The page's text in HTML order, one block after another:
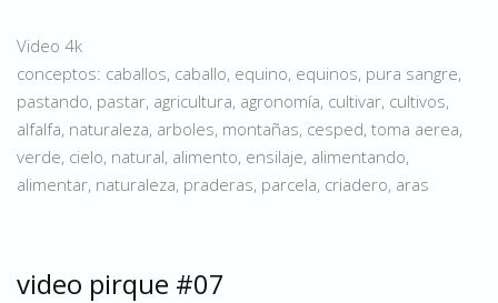
Video 4k
conceptos: caballos, caballo, equino, equinos, pura sangre,
pastando, pastar, agricultura, agronomía, cultivar, cultivos,
alfalfa, naturaleza, arboles, montañas, cesped, toma aerea,
verde, cielo, natural, alimento, ensilaje, alimentando,
alimentar, naturaleza, praderas, parcela, criadero, aras
video pirque #07